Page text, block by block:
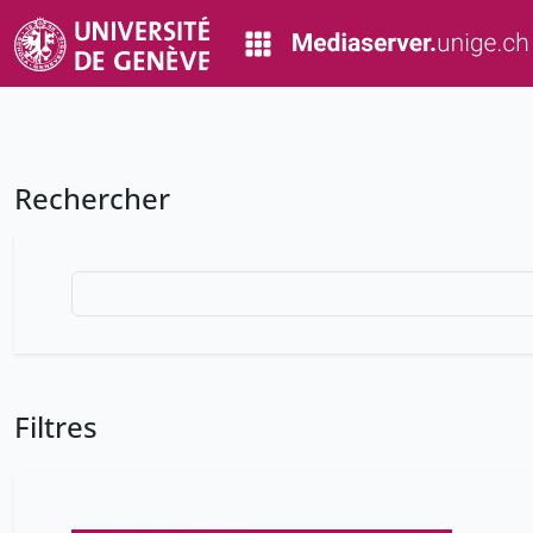
Rechercher
Filtres